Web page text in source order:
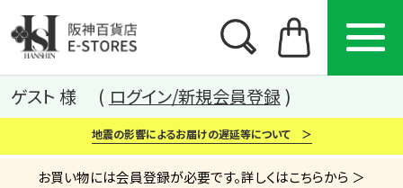
ゲスト 様 ログイン/新規会員登録
地震の影響によるお届けの遅延等について ＞
お買い物には会員登録が必要です。詳しくはこちらから ＞